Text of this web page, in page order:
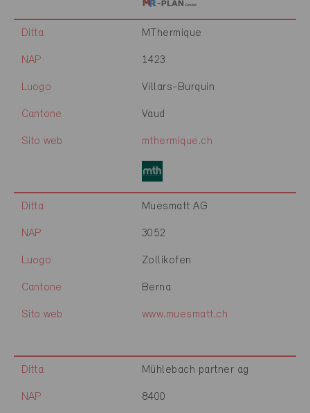
Ditta MThermique
NAP 1423
Luogo Villars-Burquin
Cantone Vaud
Sito web mthermique.ch
Ditta Muesmatt AG
NAP 3052
Luogo Zollikofen
Cantone Berna
Sito web www.muesmatt.ch
Ditta Mühlebach partner ag
NAP 8400